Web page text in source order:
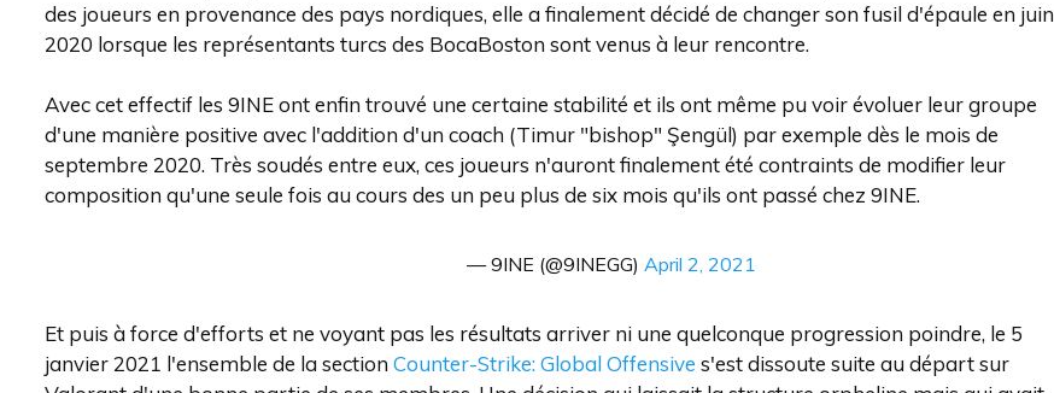
des joueurs en provenance des pays nordiques, elle a finalement décidé de changer son fusil d'épaule en juin
2020 lorsque les représentants turcs des BocaBoston sont venus à leur rencontre.
Avec cet effectif les 9INE ont enfin trouvé une certaine stabilité et ils ont même pu voir évoluer leur groupe
d'une manière positive avec l'addition d'un coach (Timur "bishop" Şengül) par exemple dès le mois de
septembre 2020. Très soudés entre eux, ces joueurs n'auront finalement été contraints de modifier leur
composition qu'une seule fois au cours des un peu plus de six mois qu'ils ont passé chez 9INE.
— 9INE (@9INEGG) April 2, 2021
Et puis à force d'efforts et ne voyant pas les résultats arriver ni une quelconque progression poindre, le 5
janvier 2021 l'ensemble de la section Counter-Strike: Global Offensive s'est dissoute suite au départ sur